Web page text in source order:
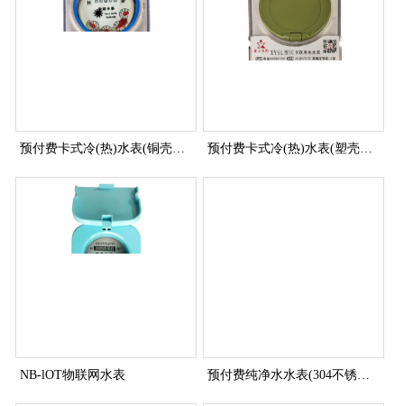
NB-lOT物联网水表
预付费卡式冷(热)水表(塑壳、射频卡)
预付费纯净水水表(304不锈钢、射频卡)